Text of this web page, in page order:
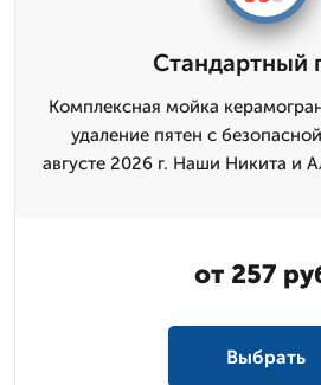
Стандартный
Комплексная мойка
удаление пятен с
августе 2026 г. Наши Никита и
от 257
Выбрать